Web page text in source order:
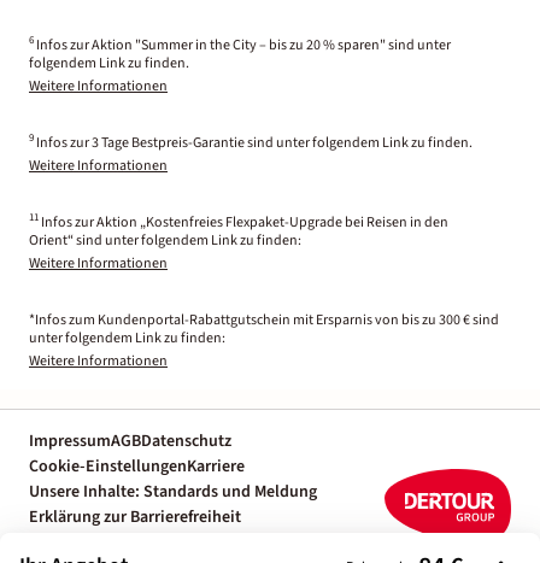
6 Infos zur Aktion "Summer in the City – bis zu 20 % sparen" sind unter
folgendem Link zu finden.
Weitere Informationen
9 Infos zur 3 Tage Bestpreis-Garantie sind unter folgendem Link zu finden.
Weitere Informationen
11 Infos zur Aktion „Kostenfreies Flexpaket-Upgrade bei Reisen in den
Orient“ sind unter folgendem Link zu finden:
Weitere Informationen
*Infos zum Kundenportal-Rabattgutschein mit Ersparnis von bis zu 300 € sind
unter folgendem Link zu finden:
Weitere Informationen
ImpressumAGBDatenschutz
Cookie-EinstellungenKarriere
Unsere Inhalte: Standards und Meldung
Erklärung zur Barrierefreiheit